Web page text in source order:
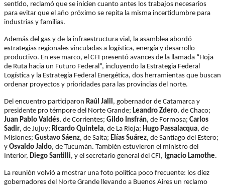
sentido, reclamó que se inicien cuanto antes los trabajos necesarios
para evitar que el año próximo se repita la misma incertidumbre para
industrias y familias.
Además del gas y de la infraestructura vial, la asamblea abordó
estrategias regionales vinculadas a logística, energía y desarrollo
productivo. En ese marco, el CFI presentó avances de la llamada “Hoja
de Ruta hacia un Futuro Federal”, incluyendo la Estrategia Federal
Logística y la Estrategia Federal Energética, dos herramientas que buscan
ordenar proyectos y prioridades para las provincias del norte.
Del encuentro participaron Raúl Jalil, gobernador de Catamarca y
presidente pro témpore del Norte Grande; Leandro Zdero, de Chaco;
Juan Pablo Valdés, de Corrientes; Gildo Insfrán, de Formosa; Carlos
Sadir, de Jujuy; Ricardo Quintela, de La Rioja; Hugo Passalacqua, de
Misiones; Gustavo Sáenz, de Salta; Elías Suárez, de Santiago del Estero;
y Osvaldo Jaldo, de Tucumán. También estuvieron el ministro del
Interior, Diego Santilli, y el secretario general del CFI, Ignacio Lamothe.
La reunión volvió a mostrar una foto política poco frecuente: los diez
gobernadores del Norte Grande llevando a Buenos Aires un reclamo